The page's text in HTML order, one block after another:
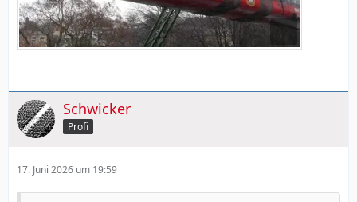
Schwicker
Profi
17. Juni 2026 um 19:59